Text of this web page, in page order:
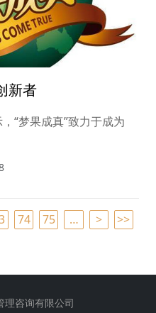
新者
“梦果成真”致力于成为
74 75 … > >>
咨询有限公司